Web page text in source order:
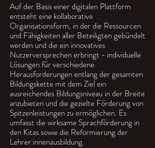
​Auf der Basis einer digitalen Plattform
entsteht eine kollaborative
Organisationsform, in der die Ressourcen
und Fähigkeiten aller Beteiligten gebündelt
werden und die ein innovatives
Nutzerversprechen erbringt - individuelle
Lösungen für verschiedene
Herausforderungen entlang der gesamten
Bildungskette mit dem Ziel ein
ausreichendes Bildungsniveau in der Breite
anzubieten und die gezielte Förderung von
Spitzenleistungen zu ermöglichen. Es
umfasst die wirksame Sprachförderung in
den Kitas sowie die Reformierung der
Lehrer:innenausbildung.